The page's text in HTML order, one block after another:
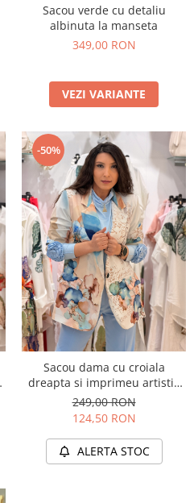
Sacou verde cu detaliu
albinuta la manseta
349,00 RON
VEZI VARIANTE
-50%
Sacou dama cu croiala
dreapta si imprimeu artistic
floral
249,00 RON
124,50 RON
ALERTA STOC